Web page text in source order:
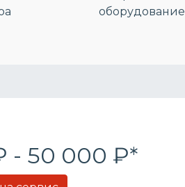
оборудование
- 50 000 ₽*